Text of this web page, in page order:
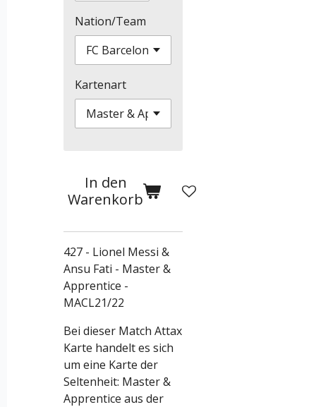
Nation/Team
Kartenart
In den
Warenkorb
427 - Lionel Messi &
Ansu Fati - Master &
Apprentice -
MACL21/22
Bei dieser Match Attax
Karte handelt es sich
um eine Karte der
Seltenheit: Master &
Apprentice aus der